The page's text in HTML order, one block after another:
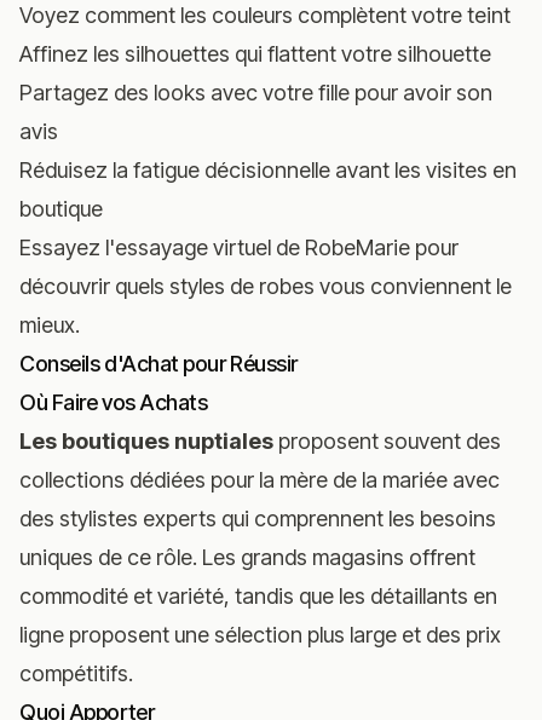
Voyez comment les couleurs complètent votre teint
Affinez les silhouettes qui flattent votre silhouette
Partagez des looks avec votre fille pour avoir son
avis
Réduisez la fatigue décisionnelle avant les visites en
boutique
Essayez l'essayage virtuel de RobeMarie pour
découvrir quels styles de robes vous conviennent le
mieux.
Conseils d'Achat pour Réussir
Où Faire vos Achats
Les boutiques nuptiales proposent souvent des
collections dédiées pour la mère de la mariée avec
des stylistes experts qui comprennent les besoins
uniques de ce rôle. Les grands magasins offrent
commodité et variété, tandis que les détaillants en
ligne proposent une sélection plus large et des prix
compétitifs.
Quoi Apporter